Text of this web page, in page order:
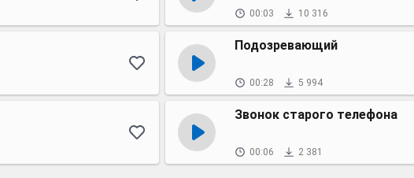
00:03 10 316
Подозревающий
00:28 5 994
Звонок старого телефона
00:06 2 381